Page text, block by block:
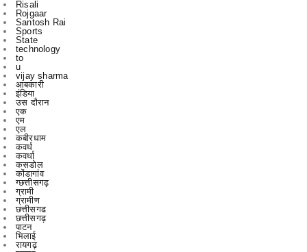
technology
to
u
vijay sharma
आबकारी
इंडिया
उस दौरान
एक
एम
एल
कबीरधाम
कवर्ध
कवर्धा
कसडोल
कोंडागांव
ग्छत्तीसगढ़
ग्रामी
ग्रामीण
छत्तीसगढ
छत्तीसगढ़
पाटन
भिलाई
रायगढ़
रायपुर
विचार
विचार मंथन
विचारमंथन